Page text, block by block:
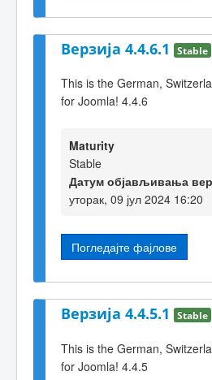
Верзија 4.4.6.1 Stable
This is the German,
for Joomla! 4.4.6
Maturity
Stable
Датум објављивања
уторак, 09 јул 2024 16:20
Погледајте фајлове
Верзија 4.4.5.1 Stable
This is the German,
for Joomla! 4.4.5